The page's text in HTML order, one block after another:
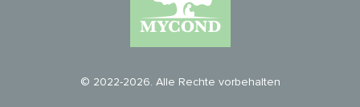
© 2022-2026. Alle Rechte vorbehalten